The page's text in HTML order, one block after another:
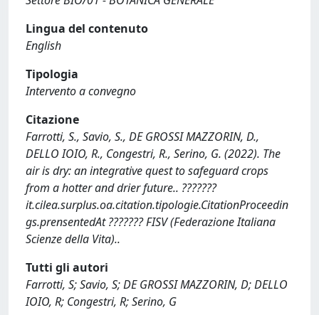
Lingua del contenuto
English
Tipologia
Intervento a convegno
Citazione
Farrotti, S., Savio, S., DE GROSSI MAZZORIN, D.,
DELLO IOIO, R., Congestri, R., Serino, G. (2022). The
air is dry: an integrative quest to safeguard crops
from a hotter and drier future.. ???????
it.cilea.surplus.oa.citation.tipologie.CitationProceedin
gs.prensentedAt ??????? FISV (Federazione Italiana
Scienze della Vita)..
Tutti gli autori
Farrotti, S; Savio, S; DE GROSSI MAZZORIN, D; DELLO
IOIO, R; Congestri, R; Serino, G